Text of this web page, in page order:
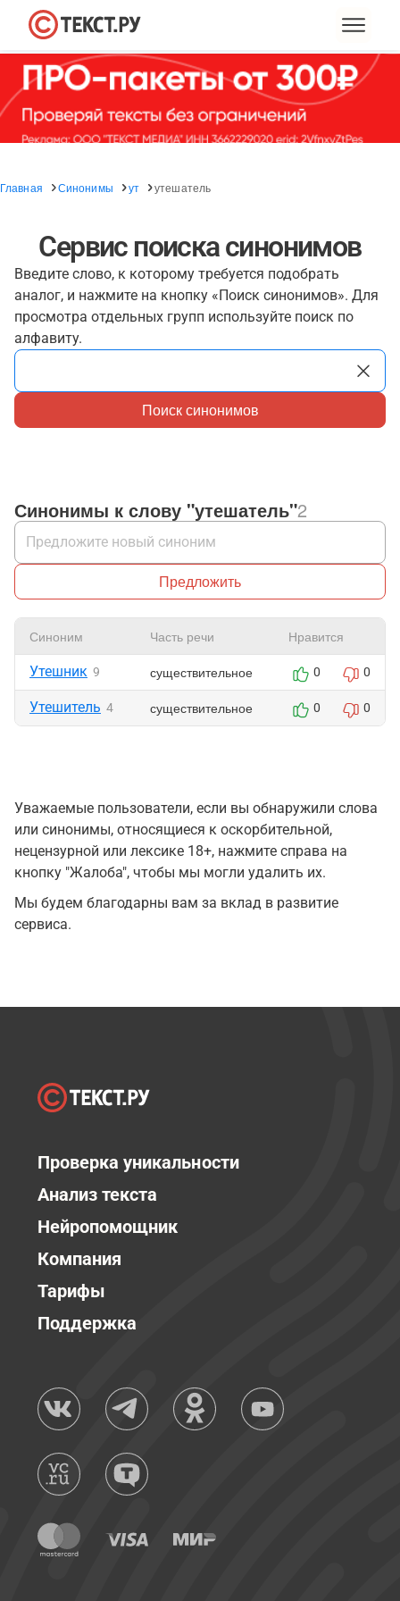
Главная Синонимы ут утешатель
Сервис поиска синонимов
Введите слово, к которому требуется подобрать
аналог, и нажмите на кнопку «Поиск синонимов». Для
просмотра отдельных групп используйте поиск по
алфавиту.
Поиск синонимов
Синонимы к слову "утешатель"2
Предложить
Синоним Часть речи Нравится
Утешник 9 существительное 0 0
Утешитель 4 существительное 0 0
Уважаемые пользователи, если вы обнаружили слова
или синонимы, относящиеся к оскорбительной,
нецензурной или лексике 18+, нажмите справа на
кнопку "Жалоба", чтобы мы могли удалить их.
Мы будем благодарны вам за вклад в развитие
сервиса.
Проверка уникальности
Анализ текста
Нейропомощник
Компания
Тарифы
Поддержка